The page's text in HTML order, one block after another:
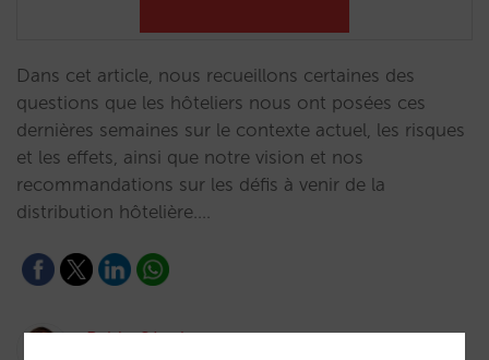
Dans cet article, nous recueillons certaines des
questions que les hôteliers nous ont posées ces
dernières semaines sur le contexte actuel, les risques
et les effets, ainsi que notre vision et nos
recommandations sur les défis à venir de la
distribution hôtelière.…
Pablo Sánchez